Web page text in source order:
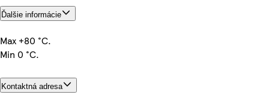
Ďalšie informácie
Max +80 °C.
Min 0 °C.
Kontaktná adresa